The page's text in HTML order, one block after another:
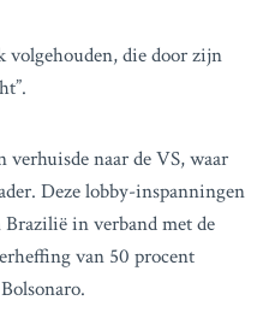
volgehouden, die door zijn
verhuisde naar de VS, waar
Deze lobby-inspanningen
in verband met de
van 50 procent